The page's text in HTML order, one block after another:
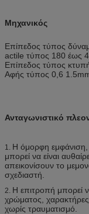
Μηχανικός
Επίπεδος τύπος
actile τύπος 180 έως
Επίπεδος τύπος
Αφής τύπος 0,6
Ανταγωνιστικό
1. Η όμορφη εμφάνιση,
μπορεί να είναι
απεικονίσουν το
σχεδιαστή.
2. Η επιτροπή μπορεί
χρώματος,
χωρίς τραυματισμό.